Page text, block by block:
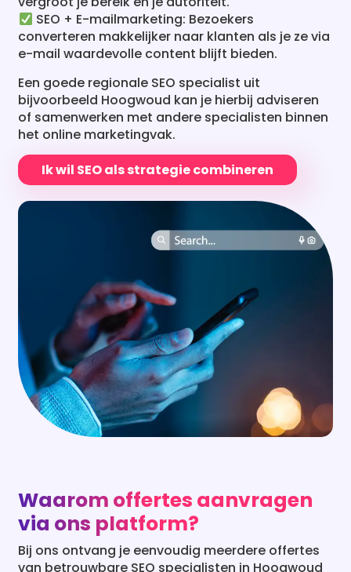
Een goede regionale SEO specialist uit
bijvoorbeeld Hoogwoud kan je hierbij adviseren
of samenwerken met andere specialisten binnen
het online marketingvak.
Ik wil SEO als strategie combineren
Waarom offertes aanvragen
van betrouwbare SEO specialisten in Hoogwoud
of directe omgeving. Dat levert je voordelen op
zoals:
Lokale specialisten met kennis van de regio